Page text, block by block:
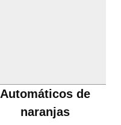
Automáticos de
naranjas